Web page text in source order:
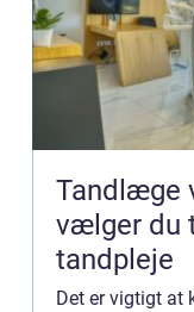
Tandlæge
vælger du
tandpleje
Det er vigtigt at